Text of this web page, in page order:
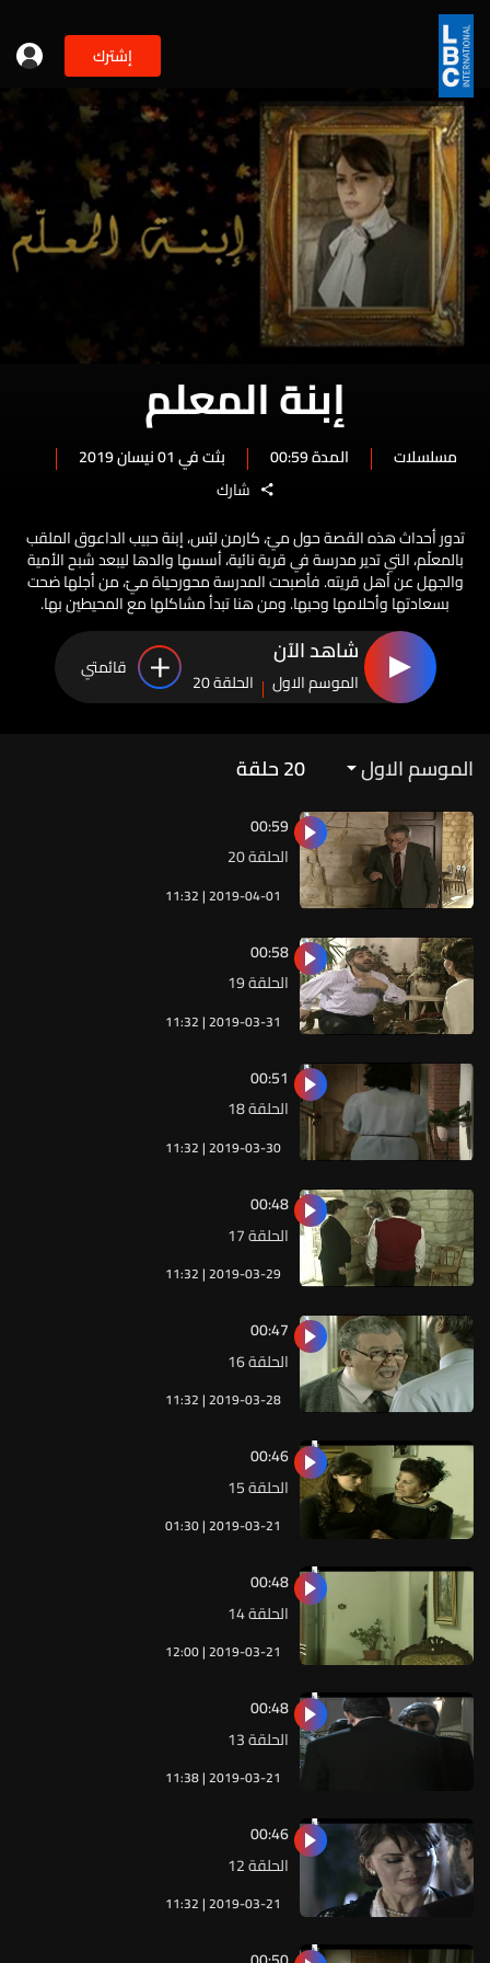
إشترك
إبنة المعلم
مسلسلات المدة 00:59
بثت في 01 نيسان 2019
شارك
تدور أحداث هذه القصة حول ميّ، كارمن لبّس، إبنة حبيب الداعوق الملقب
بالمعلّم، التي تدير مدرسة في قرية نائية، أسسها والدها ليبعد شبح الأمية
والجهل عن أهل قريته. فأصبحت المدرسة محورحياة ميّ، من أجلها ضحت
بسعادتها وأحلامها وحبها. ومن هنا تبدأ مشاكلها مع المحيطين بها.
شاهد الآن
الموسم الاول الحلقة 20
قائمتي
الموسم الاول 20حلقة
11:32 | 2019-04-01
الحلقة 20
00:59
11:32 | 2019-03-31
الحلقة 19
00:58
11:32 | 2019-03-30
الحلقة 18
00:51
11:32 | 2019-03-29
الحلقة 17
00:48
11:32 | 2019-03-28
الحلقة 16
00:47
01:30 | 2019-03-21
الحلقة 15
00:46
12:00 | 2019-03-21
الحلقة 14
00:48
11:38 | 2019-03-21
الحلقة 13
00:48
11:32 | 2019-03-21
الحلقة 12
00:46